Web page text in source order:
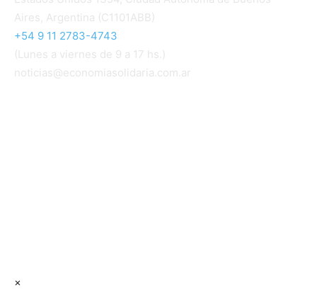
Aires, Argentina (C1101ABB)
+54 9 11 2783-4743
(Lunes a viernes de 9 a 17 hs.)
noticias@economiasolidaria.com.ar
×